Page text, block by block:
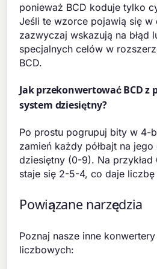
ponieważ BCD koduje tylko
Jeśli te wzorce pojawią się w
zazwyczaj wskazują na błąd
specjalnych celów w
BCD.
Jak przekonwertować BCD z
system dziesiętny?
Po prostu pogrupuj bity w 4-
zamień każdy półbajt na
dziesiętny (0-9). Na przykład
staje się 2-5-4, co daje
Powiązane narzędzia
Poznaj nasze inne
liczbowych: